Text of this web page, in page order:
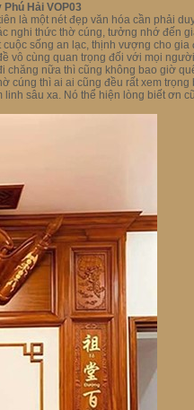
Hải VOP03
là một nét đẹp văn hóa cần phải
nghi thức thờ cúng, tưởng nhớ đến
sống an lạc, thịnh vượng cho gia
vô cùng quan trọng đối với mọi
chăng nữa thì cũng không bao giờ
cúng thì ai ai cũng đều rất xem
linh sâu xa. Nó thể hiện lòng biết ơn